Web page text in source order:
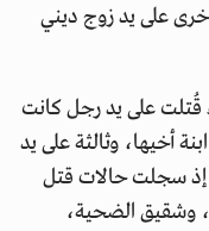
على يد زوج ديني
قُتلت على يد رجل كانت
أخيها، وثالثة على يد
إذ سجلت حالات قتل
وشقيق الضحية،